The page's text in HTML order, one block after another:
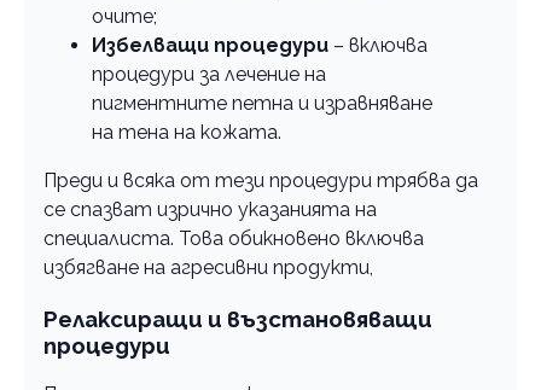
очите;
Избелващи процедури – включва
процедури за лечение на
пигментните петна и изравняване
на тена на кожата.
Преди и всяка от тези процедури трябва да
се спазват изрично указанията на
специалиста. Това обикновено включва
избягване на агресивни продукти,
Релаксиращи и възстановяващи
процедури